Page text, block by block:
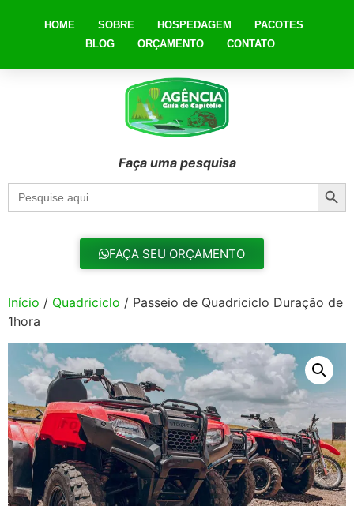
HOME SOBRE HOSPEDAGEM
PACOTES
BLOG
ORÇAMENTO CONTATO
Faça uma pesquisa
Search
for:
FAÇA SEU ORÇAMENTO
Início / Quadriciclo / Passeio de Quadriciclo Duração de
1hora